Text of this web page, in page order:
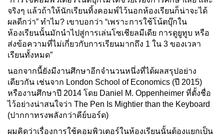
จริงๆ แล้วถ้าให้นักเรียนทิ้งคอมพ์ไว้นอกห้องเรียนก็น่าจะได้
ผลดีกว่า” ทำไม? เขาบอกว่า “เพราะการใช้โน้ตบุ๊กใน
ห้องเรียนนั้นมักนำไปสู่การเล่นโซเชียลมีเดีย การดูยูทูบ หรือ
ส่งข้อความที่ไม่เกี่ยวกับการเรียนมากถึง 1 ใน 3 ของเวลา
เรียนทั้งหมด”
นอกจากนี้ยังมีงานศึกษาอีกจำนวนหนึ่งที่ได้ผลสรุปอย่าง
เดียวกัน เช่นจาก London School of Economics (ปี 2015)
หรืองานศึกษาปี 2014 โดย Daniel M. Oppenheimer ที่ตั้งชื่อ
ไว้อย่างน่าสนใจว่า The Pen Is Mightier than the Keyboard
(ปากกาทรงพลังกว่าคีย์บอร์ด)
ผมคิดว่าเรื่องการใช้คอมพิวเตอร์ในห้องเรียนนั้นต้องแยกเป็น